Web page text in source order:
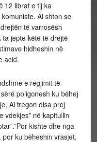
12 librat e tij ka
Ai shton se
të varrosësh
jepte këtë të drejtë
hidheshin në
acid.
e regjimit të
poligonesh ku bëhej
Ai tregon disa prej
vdekjes” në kapitullin
kishte dhe nga
ku bëheshin vrasjet,